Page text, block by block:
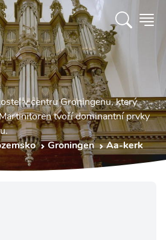
v centru Groningenu, který
tvoří dominantní prvky
Groningen Aa-kerk